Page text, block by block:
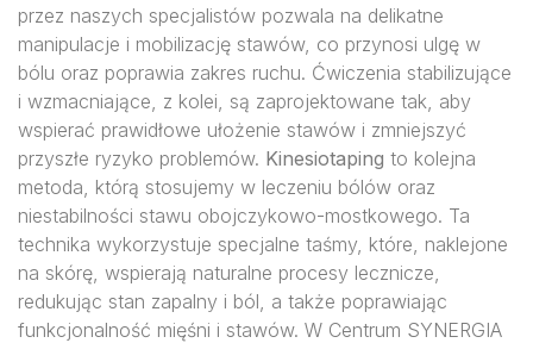
przez naszych specjalistów pozwala na delikatne
manipulacje i mobilizację stawów, co przynosi ulgę w
bólu oraz poprawia zakres ruchu. Ćwiczenia stabilizujące
i wzmacniające, z kolei, są zaprojektowane tak, aby
wspierać prawidłowe ułożenie stawów i zmniejszyć
przyszłe ryzyko problemów. Kinesiotaping to kolejna
metoda, którą stosujemy w leczeniu bólów oraz
niestabilności stawu obojczykowo-mostkowego. Ta
technika wykorzystuje specjalne taśmy, które, naklejone
na skórę, wspierają naturalne procesy lecznicze,
redukując stan zapalny i ból, a także poprawiając
funkcjonalność mięśni i stawów. W Centrum SYNERGIA